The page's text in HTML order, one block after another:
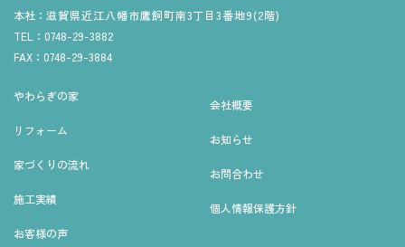
本社： 滋賀県近江八幡市鷹飼町南3丁目3番地9(2階)
TEL： 0748-29-3882
FAX： 0748-29-3884
やわらぎの家
リフォーム
家づくりの流れ
施工実績
お客様の声
会社概要
お知らせ
お問合わせ
個人情報保護方針